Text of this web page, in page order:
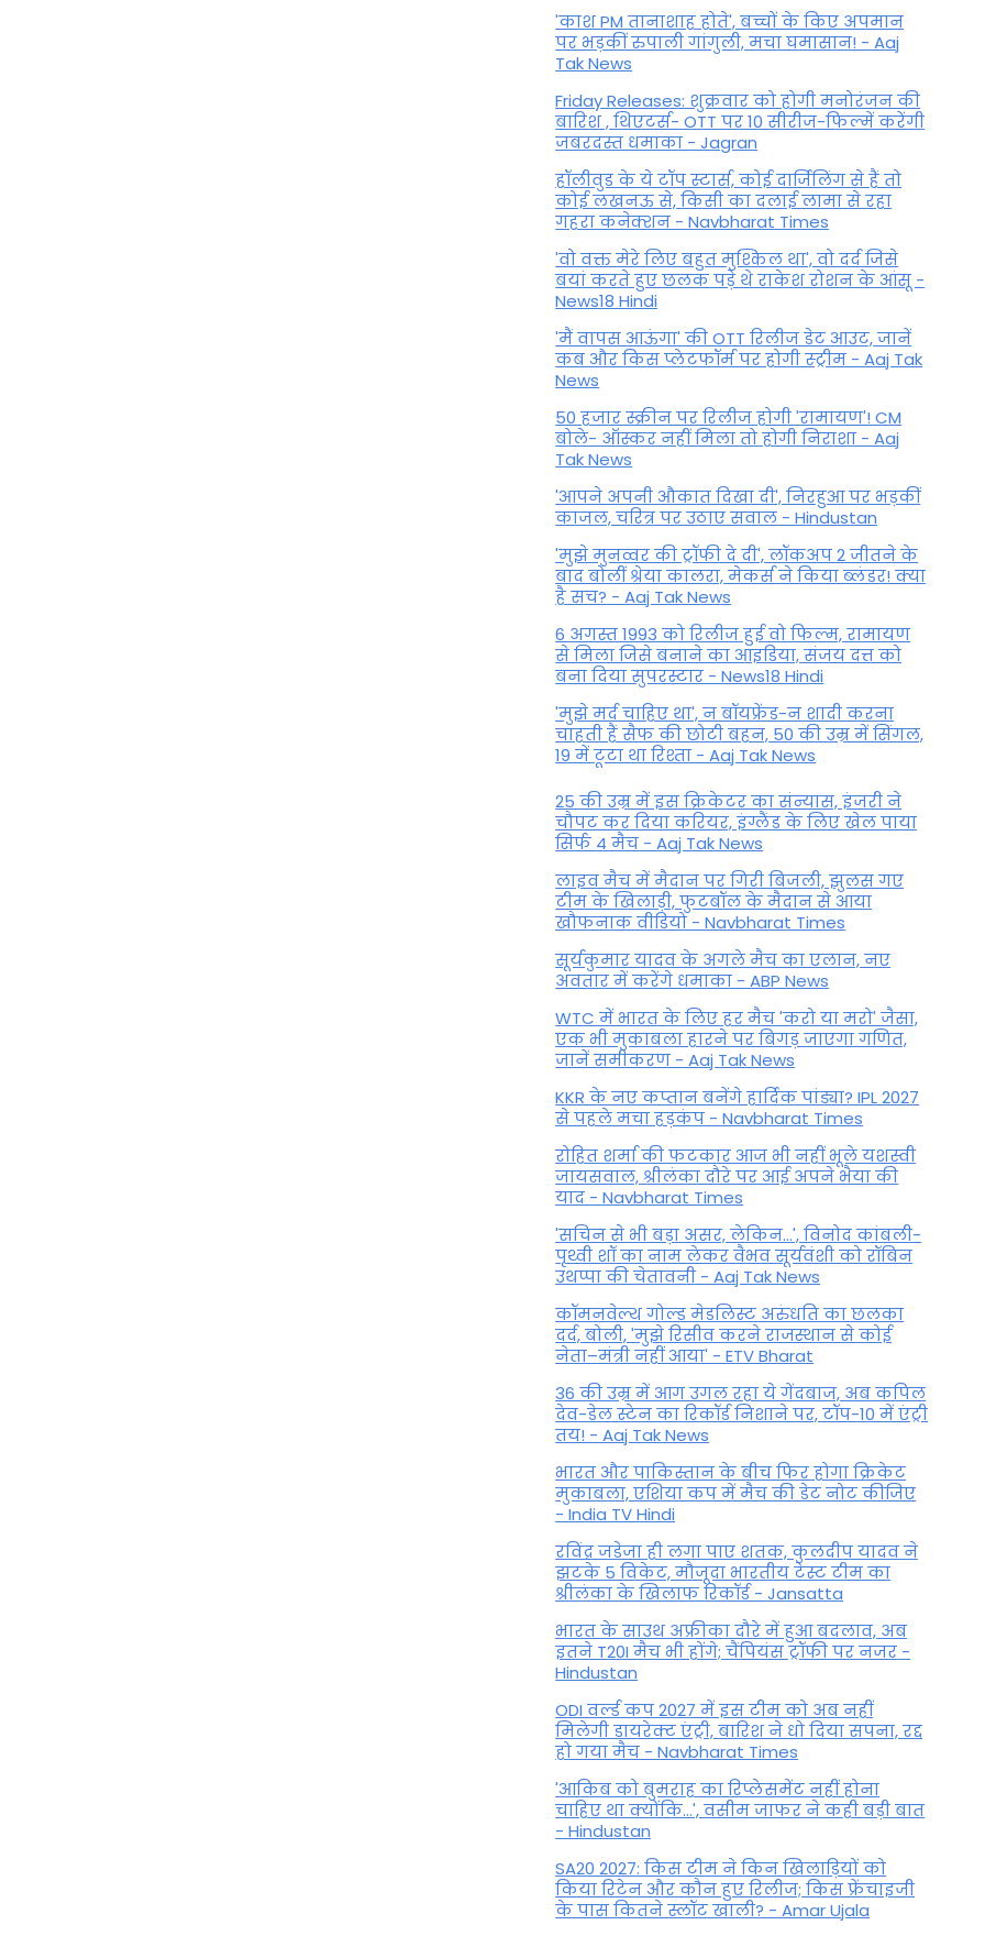
'काश PM तानाशाह होते', बच्चों के किए अपमान
पर भड़कीं रुपाली गांगुली, मचा घमासान! - Aaj
Tak News
Friday Releases: शुक्रवार को होगी मनोरंजन की
बारिश , थिएटर्स- OTT पर 10 सीरीज-फिल्में करेंगी
जबरदस्त धमाका - Jagran
हॉलीवुड के ये टॉप स्टार्स, कोई दार्जिलिंग से हैं तो
कोई लखनऊ से, किसी का दलाई लामा से रहा
गहरा कनेक्शन - Navbharat Times
'वो वक्त मेरे लिए बहुत मुश्किल था', वो दर्द जिसे
बयां करते हुए छलक पड़े थे राकेश रोशन के आंसू -
News18 Hindi
'मैं वापस आऊंगा' की OTT रिलीज डेट आउट, जानें
कब और किस प्लेटफॉर्म पर होगी स्ट्रीम - Aaj Tak
News
50 हजार स्क्रीन पर रिलीज होगी 'रामायण'! CM
बोले- ऑस्कर नहीं मिला तो होगी निराशा - Aaj
Tak News
'आपने अपनी औकात दिखा दी', निरहुआ पर भड़कीं
काजल, चरित्र पर उठाए सवाल - Hindustan
'मुझे मुनव्वर की ट्रॉफी दे दी', लॉकअप 2 जीतने के
बाद बोलीं श्रेया कालरा, मेकर्स ने किया ब्लंडर! क्या
है सच? - Aaj Tak News
6 अगस्त 1993 को रिलीज हुई वो फिल्म, रामायण
से मिला जिसे बनाने का आइडिया, संजय दत्त को
बना दिया सुपरस्टार - News18 Hindi
'मुझे मर्द चाहिए था', न बॉयफ्रेंड-न शादी करना
चाहती हैं सैफ की छोटी बहन, 50 की उम्र में सिंगल,
19 में टूटा था रिश्ता - Aaj Tak News
25 की उम्र में इस क्रिकेटर का संन्यास, इंजरी ने
चौपट कर दिया करियर, इंग्लैंड के लिए खेल पाया
सिर्फ 4 मैच - Aaj Tak News
लाइव मैच में मैदान पर गिरी बिजली, झुलस गए
टीम के खिलाड़ी, फुटबॉल के मैदान से आया
खौफनाक वीडियो - Navbharat Times
सूर्यकुमार यादव के अगले मैच का एलान, नए
अवतार में करेंगे धमाका - ABP News
WTC में भारत के लिए हर मैच 'करो या मरो' जैसा,
एक भी मुकाबला हारने पर बिगड़ जाएगा गण‍ित,
जानें समीकरण - Aaj Tak News
KKR के नए कप्तान बनेंगे हार्दिक पांड्या? IPL 2027
से पहले मचा हड़कंप - Navbharat Times
रोहित शर्मा की फटकार आज भी नहीं भूले यशस्वी
जायसवाल, श्रीलंका दौरे पर आई अपने भैया की
याद - Navbharat Times
'सचिन से भी बड़ा असर, लेकिन...', व‍िनोद कांबली-
पृथ्वी शॉ का नाम लेकर वैभव सूर्यवंशी को रॉबिन
उथप्पा की चेतावनी - Aaj Tak News
कॉमनवेल्थ गोल्ड मे​डलिस्ट अरुंधति का छलका
दर्द, बोली, 'मुझे रिसीव करने राजस्थान से कोई
नेता–मंत्री नहीं आया' - ETV Bharat
36 की उम्र में आग उगल रहा ये गेंदबाज, अब कपिल
देव-डेल स्टेन का रिकॉर्ड निशाने पर, टॉप-10 में एंट्री
तय! - Aaj Tak News
भारत और पाकिस्तान के बीच फिर होगा क्रिकेट
मुकाबला, एशिया कप में मैच की डेट नोट कीजिए
- India TV Hindi
रविंद्र जडेजा ही लगा पाए शतक, कुलदीप यादव ने
झटके 5 विकेट, मौजूदा भारतीय टेस्ट टीम का
श्रीलंका के खिलाफ रिकॉर्ड - Jansatta
भारत के साउथ अफ्रीका दौरे में हुआ बदलाव, अब
इतने T20I मैच भी होंगे; चैंपियंस ट्रॉफी पर नजर -
Hindustan
ODI वर्ल्ड कप 2027 में इस टीम को अब नहीं
मिलेगी डायरेक्ट एंट्री, बारिश ने धो दिया सपना, रद्द
हो गया मैच - Navbharat Times
'आकिब को बुमराह का रिप्लेसमेंट नहीं होना
चाहिए था क्योंकि...', वसीम जाफर ने कही बड़ी बात
- Hindustan
SA20 2027: किस टीम ने किन खिलाड़ियों को
किया रिटेन और कौन हुए रिलीज; किस फ्रेंचाइजी
के पास कितने स्लॉट खाली? - Amar Ujala